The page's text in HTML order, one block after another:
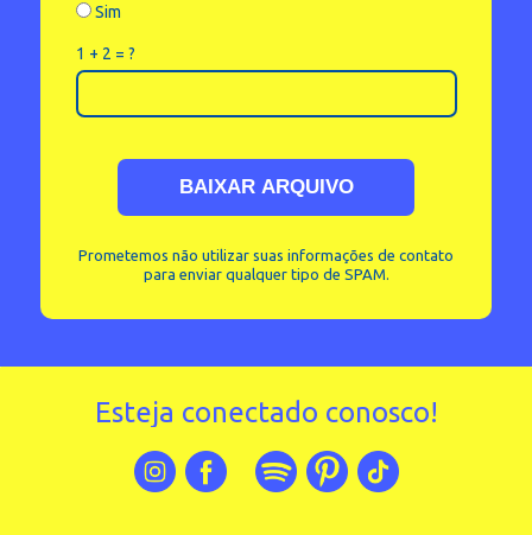
Sim
1 + 2 = ?
BAIXAR ARQUIVO
Prometemos não utilizar suas informações de contato
para enviar qualquer tipo de SPAM.
Esteja conectado conosco!